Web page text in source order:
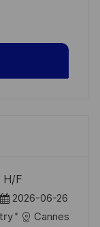
H/F
P 2026-06-26
Cannes